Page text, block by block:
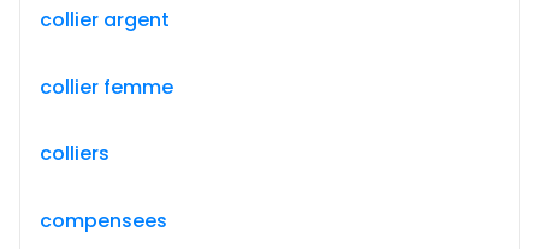
collier argent
collier femme
colliers
compensees